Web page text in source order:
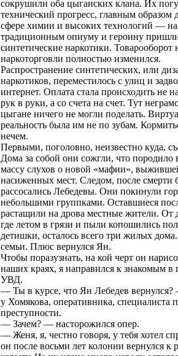
сокрушили оба цыганских клана. Их
технический прогресс, главным образом
сфере химии и высоких технологий —
традиционным опиуму и героину
синтетические наркотики. Товарооборот
наркоторговли полностью изменился.
Распространение синтетических, или
наркотиков, переместилось с улиц и
интернет. Оплата стала происходить не
рук в руки, а со счета на счет. Тут
цыгане ничего не могли поделать.
реальность была им не по зубам.
нечем.
Первыми, поголовно, неизвестно куда,
Дома за собой они сожгли, что породило
массу слухов о новой «мафии»,
насиженных мест. Следом, после смерти
рассосались Лебедевы. Они покинули
небольшими группками. Оставшиеся
растащили на дрова местные жители. От
где летом в грязи и пыли копошились
детишки, осталось всего три жилых
семьи. Плюс вернулся Ян.
Чтобы поразузнать, на кой черт он
наших краях, я направился к знакомым в
УВД.
— Ты в курсе, что Ян Лебедев вернулся?
у Хомякова, оперативника, специалиста
преступности.
— Зачем? — насторожился опер.
— Женя, я, честно говоря, у тебя хотел
он после восьми лет колонии вернулся к